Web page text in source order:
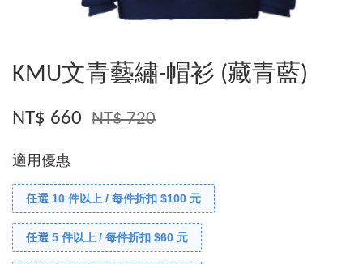
KMU文青藝繡-帽衫 (藏青藍)
NT$ 660 NT$ 720
適用優惠
任選 10 件以上 / 每件折扣 $100 元
任選 5 件以上 / 每件折扣 $60 元